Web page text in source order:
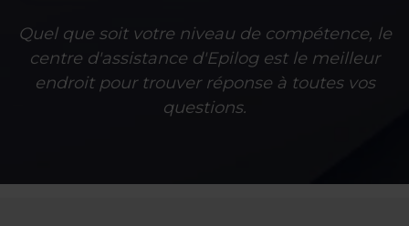
Quel que soit votre niveau de compétence, le
centre d'assistance d'Epilog est le meilleur
endroit pour trouver réponse à toutes vos
questions.